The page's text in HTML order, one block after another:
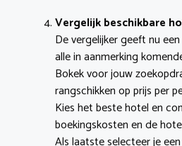
Vergelijk beschikbare
De vergelijker geeft nu
alle in aanmerking
Bokek voor jouw
rangschikken op prijs per
Kies het beste hotel en
boekingskosten en de